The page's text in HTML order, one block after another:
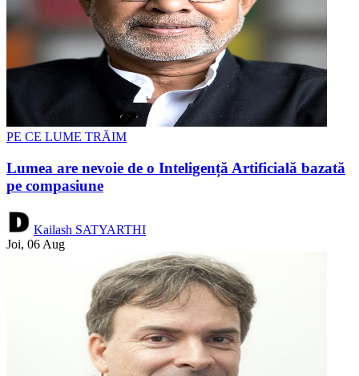
PE CE LUME TRĂIM
Lumea are nevoie de o Inteligență Artificială bazată
pe compasiune
Kailash SATYARTHI
Joi, 06 Aug